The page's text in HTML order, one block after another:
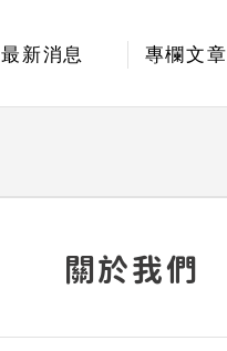
最新消息 專欄文章
關於我們